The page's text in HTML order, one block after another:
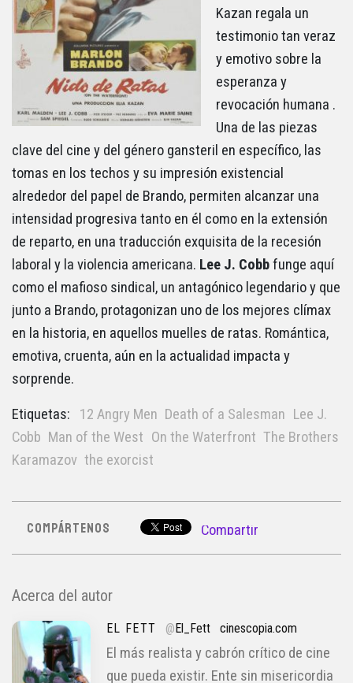
Kazan regala un
testimonio tan veraz
y emotivo sobre la
esperanza y
revocación humana .
Una de las piezas
clave del cine y del género gansteril en específico, las
tomas en los techos y su impresión existencial
alrededor del papel de Brando, permiten alcanzar una
intensidad progresiva tanto en él como en la extensión
de reparto, en una traducción exquisita de la recesión
laboral y la violencia americana. Lee J. Cobbfunge aquí
como el mafioso sindical, un antagónico legendario y que
junto a Brando, protagonizan uno de los mejores clímax
en la historia, en aquellos muelles de ratas. Romántica,
emotiva, cruenta, aún en la actualidad impacta y
sorprende.
Etiquetas: 12 Angry Men Death of a Salesman Lee J.
Cobb Man of the West On the Waterfront The Brothers
Karamazov the exorcist
COMPÁRTENOS Compartir
Acerca del autor
EL FETT @El_Fett cinescopia.com
El más realista y cabrón crítico de cine
que pueda existir. Ente sin misericordia